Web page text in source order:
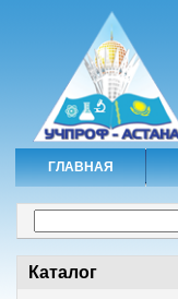
ГЛАВНАЯ
Каталог